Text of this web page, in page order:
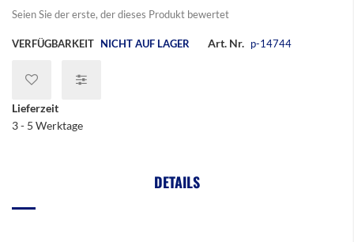
Seien Sie der erste, der dieses Produkt bewertet
VERFÜGBARKEIT NICHT AUF LAGER Art. Nr. p-14744
Lieferzeit
3 - 5 Werktage
DETAILS